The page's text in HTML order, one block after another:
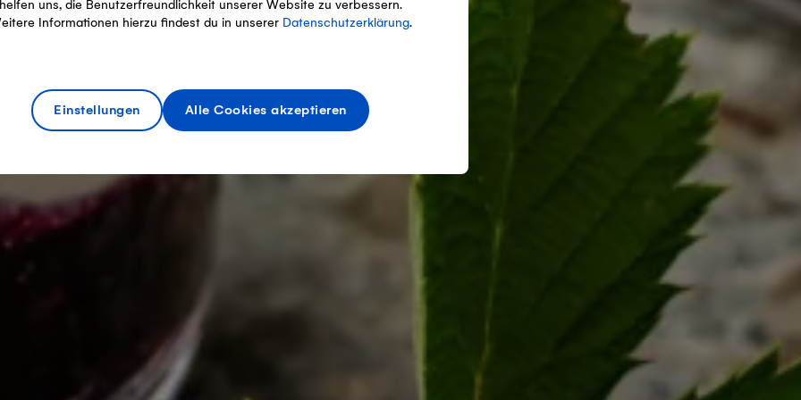
uns, die Benutzerfreundlichkeit unserer Website zu verbessern.
Informationen hierzu findest du in unserer Datenschutzerklärung.
Einstellungen Alle Cookies akzeptieren